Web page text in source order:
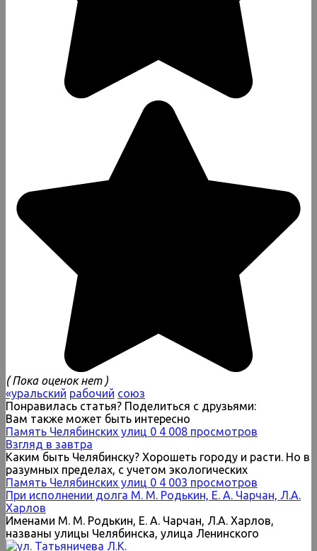
( Пока оценок нет )
«уральский рабочий союз
Понравилась статья? Поделиться с друзьями:
Вам также может быть интересно
Память Челябинских улиц 0 4 008 просмотров
Взгляд в завтра
Каким быть Челябинску? Хорошеть городу и расти. Но в
разумных пределах, с учетом экологических
Память Челябинских улиц 0 4 003 просмотров
При исполнении долга М. М. Родькин, Е. А. Чарчан, Л.А.
Харлов
Именами М. М. Родькин, Е. А. Чарчан, Л.А. Харлов,
названы улицы Челябинска, улица Ленинского